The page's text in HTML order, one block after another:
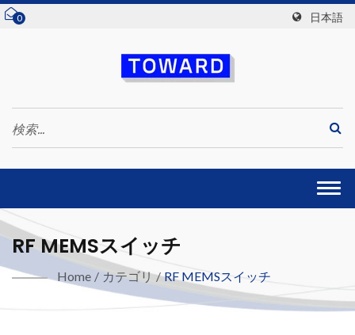
0 日本語
RF MEMSスイッチ
Home / カテゴリ / RF MEMSスイッチ